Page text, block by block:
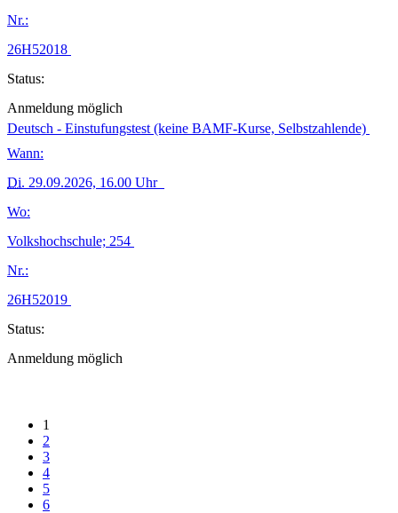
Nr.:
26H52018
Status:
Anmeldung möglich
Deutsch - Einstufungstest (keine BAMF-Kurse, Selbstzahlende)
Wann:
Di. 29.09.2026, 16.00 Uhr
Wo:
Volkshochschule; 254
Nr.:
26H52019
Status:
Anmeldung möglich
1
2
3
4
5
6